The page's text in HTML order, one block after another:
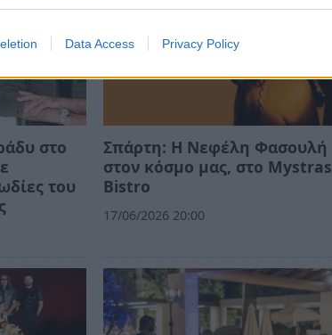
Data Access Privacy Policy
στο
του
Σπάρτη: Η Νεφέλη Φασουλή
στον κόσμο μας, στο Mystras
Bistro
17/06/2026 20:00